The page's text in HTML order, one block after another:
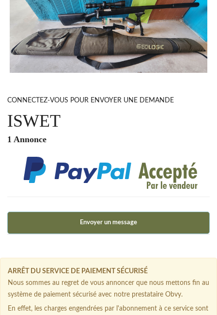
CONNECTEZ-VOUS POUR ENVOYER UNE DEMANDE
ISWET
1 Annonce
Envoyer un message
ARRÊT DU SERVICE DE PAIEMENT SÉCURISÉ
Nous sommes au regret de vous annoncer que nous mettons fin au
système de paiement sécurisé avec notre prestataire Obvy.
En effet, les charges engendrées par l'abonnement à ce service sont